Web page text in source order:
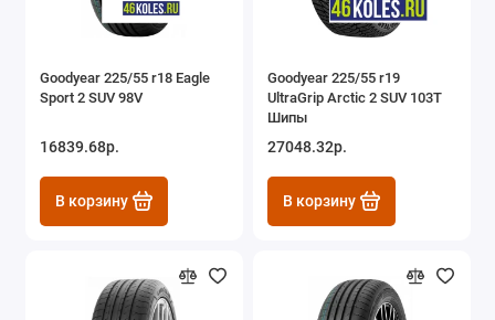
Goodyear 225/55 r18 Eagle
Sport 2 SUV 98V
16839.68р.
В корзину
Goodyear 225/55 r19
UltraGrip Arctic 2 SUV 103T
Шипы
27048.32р.
В корзину